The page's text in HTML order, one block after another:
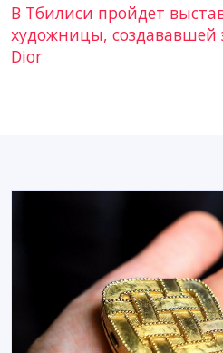
В Тбилиси пройдет
художницы, создававшей
Dior